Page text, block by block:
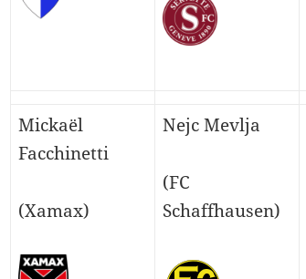
Mickaël
Facchinetti
(Xamax)
Nejc Mevlja
(FC
Schaffhausen)